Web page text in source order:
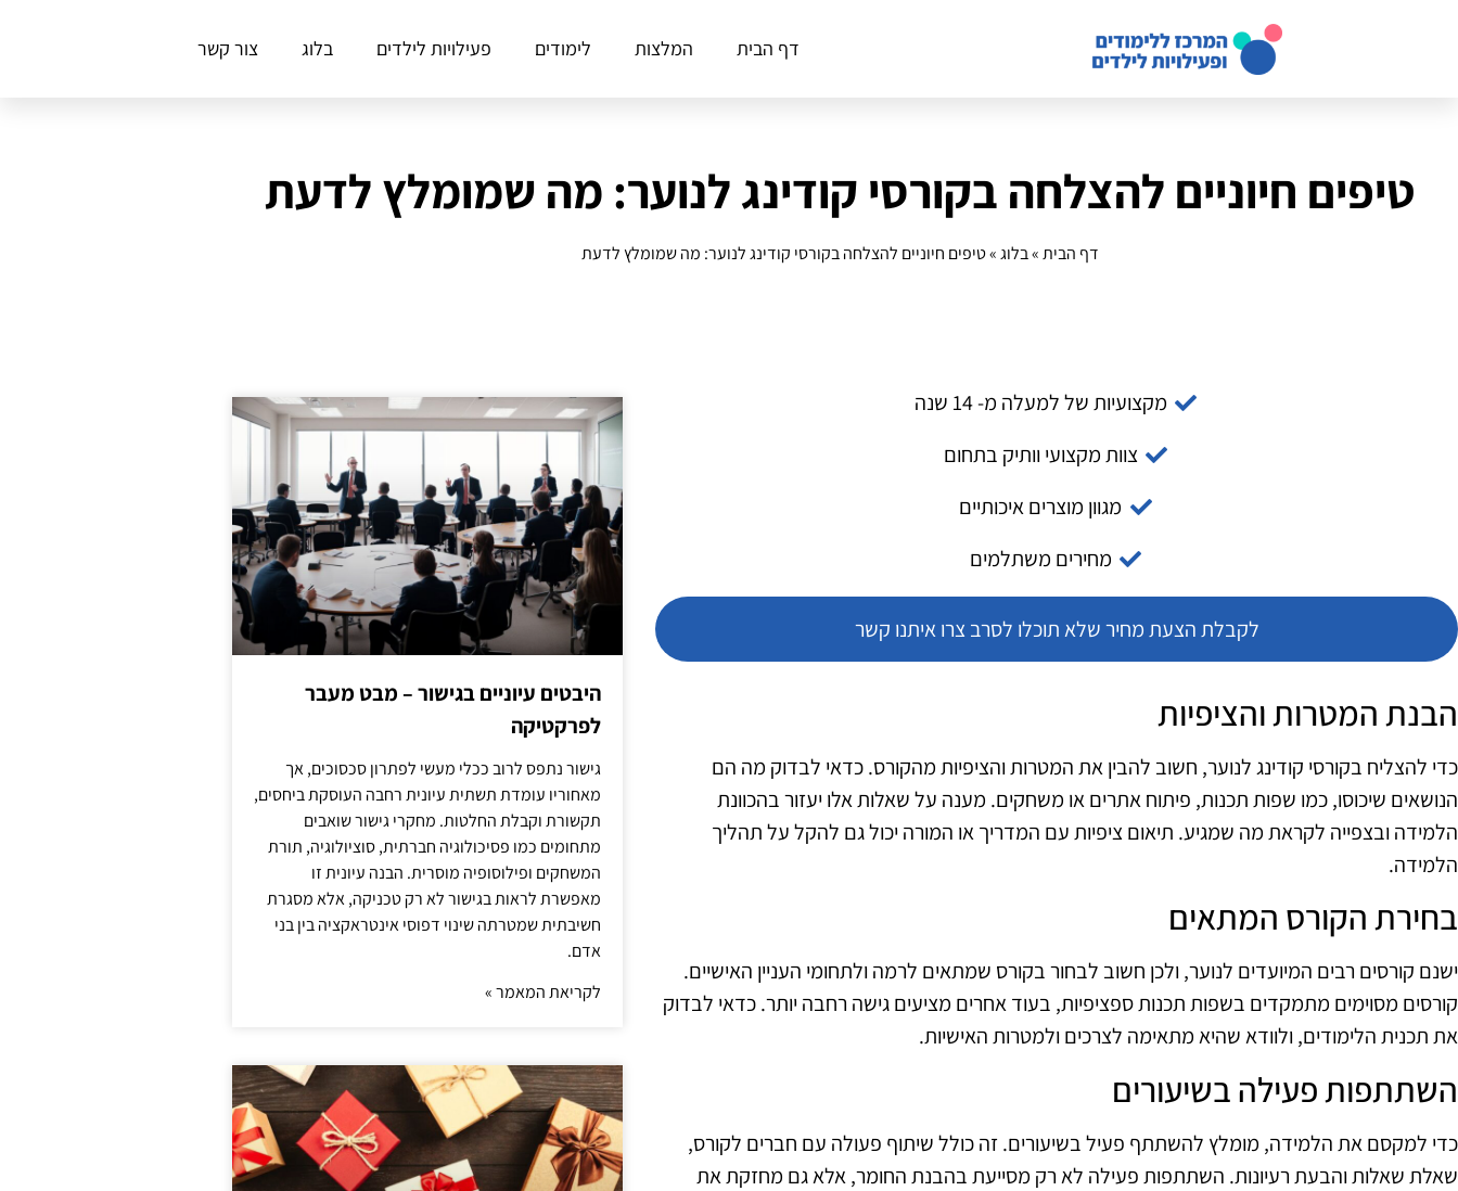
דף הבית המלצות לימודים פעילויות לילדים בלוג צור קשר
טיפים חיוניים להצלחה בקורסי קודינג לנוער: מה שמומלץ לדעת
דף הבית»בלוג»טיפים חיוניים להצלחה בקורסי קודינג לנוער: מה שמומלץ לדעת
מקצועיות של למעלה מ- 14 שנה
צוות מקצועי וותיק בתחום
מגוון מוצרים איכותיים
מחירים משתלמים
לקבלת הצעת מחיר שלא תוכלו לסרב צרו איתנו קשר
הבנת המטרות והציפיות
כדי להצליח בקורסי קודינג לנוער, חשוב להבין את המטרות והציפיות מהקורס. כדאי לבדוק מה הם
הנושאים שיכוסו, כמו שפות תכנות, פיתוח אתרים או משחקים. מענה על שאלות אלו יעזור בהכוונת
הלמידה ובצפייה לקראת מה שמגיע. תיאום ציפיות עם המדריך או המורה יכול גם להקל על תהליך
הלמידה.
בחירת הקורס המתאים
ישנם קורסים רבים המיועדים לנוער, ולכן חשוב לבחור בקורס שמתאים לרמה ולתחומי העניין האישיים.
קורסים מסוימים מתמקדים בשפות תכנות ספציפיות, בעוד אחרים מציעים גישה רחבה יותר. כדאי לבדוק
את תכנית הלימודים, ולוודא שהיא מתאימה לצרכים ולמטרות האישיות.
השתתפות פעילה בשיעורים
כדי למקסם את הלמידה, מומלץ להשתתף פעיל בשיעורים. זה כולל שיתוף פעולה עם חברים לקורס,
שאלת שאלות והבעת רעיונות. השתתפות פעילה לא רק מסייעת בהבנת החומר, אלא גם מחזקת את
היבטים עיוניים בגישור – מבט מעבר
לפרקטיקה
גישור נתפס לרוב ככלי מעשי לפתרון סכסוכים, אך
מאחוריו עומדת תשתית עיונית רחבה העוסקת ביחסים,
תקשורת וקבלת החלטות. מחקרי גישור שואבים
מתחומים כמו פסיכולוגיה חברתית, סוציולוגיה, תורת
המשחקים ופילוסופיה מוסרית. הבנה עיונית זו
מאפשרת לראות בגישור לא רק טכניקה, אלא מסגרת
חשיבתית שמטרתה שינוי דפוסי אינטראקציה בין בני
אדם.
לקריאת המאמר »